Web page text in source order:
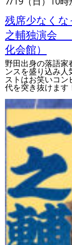
残席少なく
之輔独演会
化会館）
野田出身の落語家
ンスを盛り込み
ストはお笑いコ
代を突き抜けます